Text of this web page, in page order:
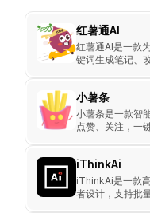
红薯通AI
红薯通AI是一款
键词生成笔记、
小薯条
小薯条是一款智
点赞、关注，一
iThinkAi
iThinkAi是一款
者设计，支持批
格、